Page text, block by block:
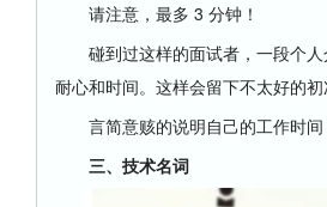
请注意，最多 3 分钟！
碰到过这样的面试者，一段个人
耐心和时间。这样会留下不太好的
言简意赅的说明自己的工作时间
三、技术名词